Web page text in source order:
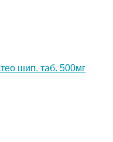
шип. таб. 500мг